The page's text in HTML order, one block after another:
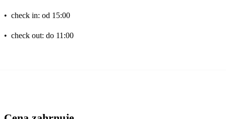
• check in: od 15:00
• check out: do 11:00